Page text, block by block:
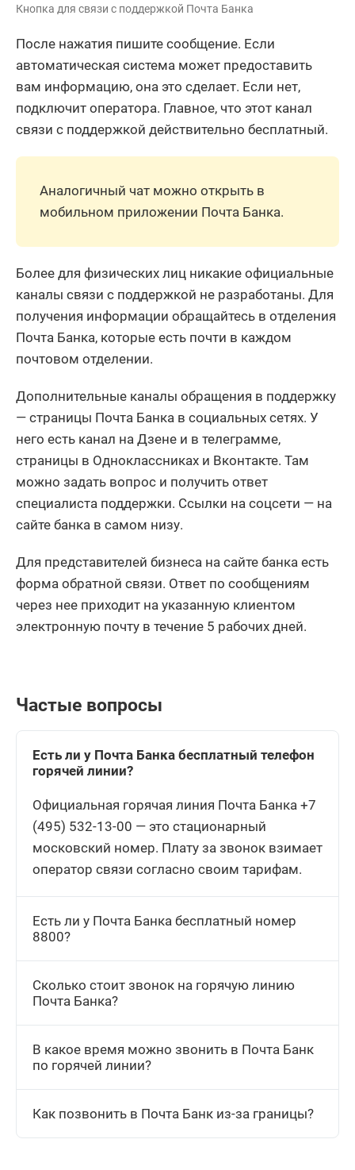
Кнопка для связи с поддержкой Почта Банка
После нажатия пишите сообщение. Если
автоматическая система может предоставить
вам информацию, она это сделает. Если нет,
подключит оператора. Главное, что этот канал
связи с поддержкой действительно бесплатный.
Аналогичный чат можно открыть в
мобильном приложении Почта Банка.
Более для физических лиц никакие официальные
каналы связи с поддержкой не разработаны. Для
получения информации обращайтесь в отделения
Почта Банка, которые есть почти в каждом
почтовом отделении.
Дополнительные каналы обращения в поддержку
— страницы Почта Банка в социальных сетях. У
него есть канал на Дзене и в телеграмме,
страницы в Одноклассниках и Вконтакте. Там
можно задать вопрос и получить ответ
специалиста поддержки. Ссылки на соцсети — на
сайте банка в самом низу.
Для представителей бизнеса на сайте банка есть
форма обратной связи. Ответ по сообщениям
через нее приходит на указанную клиентом
электронную почту в течение 5 рабочих дней.
Частые вопросы
Есть ли у Почта Банка бесплатный телефон
горячей линии?
Официальная горячая линия Почта Банка +7
(495) 532-13-00 — это стационарный
московский номер. Плату за звонок взимает
оператор связи согласно своим тарифам.
Есть ли у Почта Банка бесплатный номер
8800?
Сколько стоит звонок на горячую линию
Почта Банка?
В какое время можно звонить в Почта Банк
по горячей линии?
Как позвонить в Почта Банк из-за границы?